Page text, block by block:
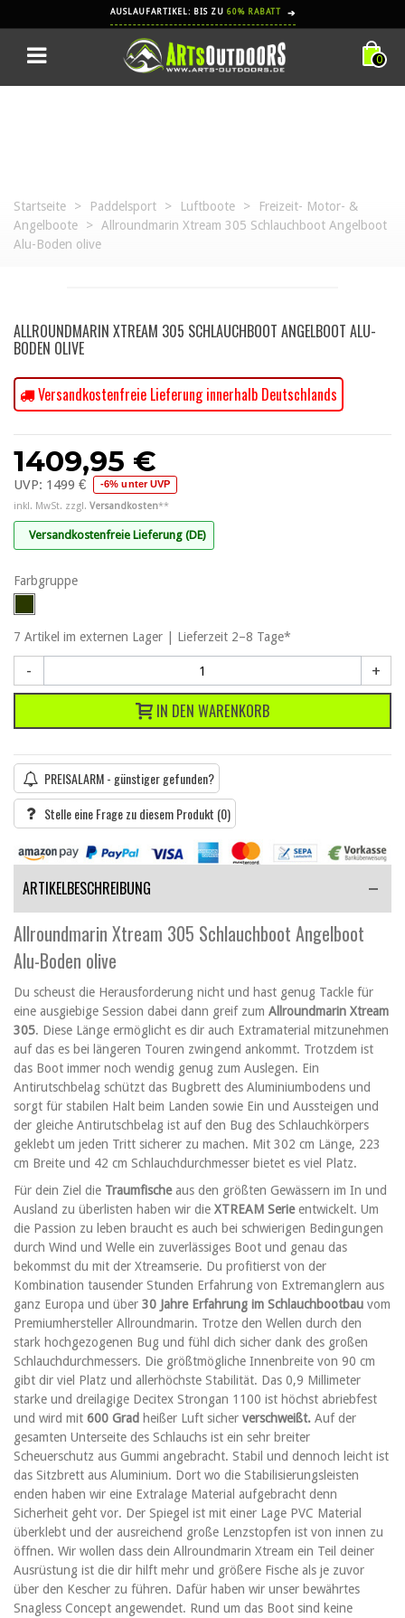
AUSLAUFARTIKEL: BIS ZU 60% RABATT ➔
0
Startseite > Paddelsport > Luftboote >
Freizeit- Motor- &
Angelboote
>
Allroundmarin Xtream 305 Schlauchboot Angelboot
Alu-Boden olive
ALLROUNDMARIN XTREAM 305 SCHLAUCHBOOT ANGELBOOT ALU-
BODEN OLIVE
Versandkostenfreie Lieferung innerhalb Deutschlands
1409,95 €
UVP: 1499 € -6% unter UVP
inkl. MwSt. zzgl. Versandkosten**
Versandkostenfreie Lieferung (DE)
Farbgruppe
7 Artikel im externen Lager | Lieferzeit 2–8 Tage*
- +
IN DEN WARENKORB
PREISALARM - günstiger gefunden?
Stelle eine Frage zu diesem Produkt (0)
ARTIKELBESCHREIBUNG
Allroundmarin Xtream 305 Schlauchboot Angelboot
Alu-Boden olive
Du scheust die Herausforderung nicht und hast genug Tackle für
eine ausgiebige Session dabei dann greif zum Allroundmarin Xtream
305. Diese Länge ermöglicht es dir auch Extramaterial mitzunehmen
auf das es bei längeren Touren zwingend ankommt. Trotzdem ist
das Boot immer noch wendig genug zum Auslegen. Ein
Antirutschbelag schützt das Bugbrett des Aluminiumbodens und
sorgt für stabilen Halt beim Landen sowie Ein und Aussteigen und
der gleiche Antirutschbelag ist auf den Bug des Schlauchkörpers
geklebt um jeden Tritt sicherer zu machen. Mit 302 cm Länge, 223
cm Breite und 42 cm Schlauchdurchmesser bietet es viel Platz.
Für dein Ziel die Traumfischeaus den größten Gewässern im In und
Ausland zu überlisten haben wir die XTREAM Serieentwickelt. Um
die Passion zu leben braucht es auch bei schwierigen Bedingungen
durch Wind und Welle ein zuverlässiges Boot und genau das
bekommst du mit der Xtreamserie. Du profitierst von der
Kombination tausender Stunden Erfahrung von Extremanglern aus
ganz Europa und über 30 Jahre Erfahrung im Schlauchbootbau vom
Premiumhersteller Allroundmarin. Trotze den Wellen durch den
stark hochgezogenen Bug und fühl dich sicher dank des großen
Schlauchdurchmessers. Die größtmögliche Innenbreite von 90 cm
gibt dir viel Platz und allerhöchste Stabilität. Das 0,9 Millimeter
starke und dreilagige Decitex Strongan 1100 ist höchst abriebfest
und wird mit 600 Grad heißer Luft sicher verschweißt. Auf der
gesamten Unterseite des Schlauchs ist ein sehr breiter
Scheuerschutz aus Gummi angebracht. Stabil und dennoch leicht ist
das Sitzbrett aus Aluminium. Dort wo die Stabilisierungsleisten
enden haben wir eine Extralage Material aufgebracht denn
Sicherheit geht vor. Der Spiegel ist mit einer Lage PVC Material
überklebt und der ausreichend große Lenzstopfen ist von innen zu
öffnen. Wir wollen dass dein Allroundmarin Xtream ein Teil deiner
Ausrüstung ist die dir hilft mehr und größere Fische als je zuvor
über den Kescher zu führen. Dafür haben wir unser bewährtes
Snagless Concept angewendet. Rund um das Boot sind keine